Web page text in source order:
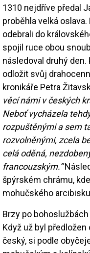
1310 nejdříve předal
proběhla velká
odebrali do
spojil ruce obou
následoval druhý
odložit svůj
kronikáře Petra
věcí námi v českých
Neboť vycházela
rozpuštěnými a sem
rozvolněnými, zcela
celá oděná,
francouzským.“
špýrském chrámu,
mohučského
Brzy po
Když už byl předložen
český, si podle